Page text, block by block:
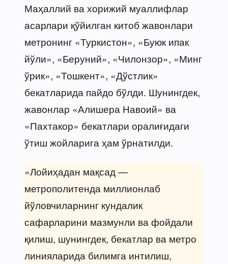
Маҳаллий ва хорижий муаллифлар
асарлари қўйилган китоб жавонлари
метронинг «Туркистон», «Буюк ипак
йўли», «Беруний», «Чилонзор», «Минг
ўрик», «Тошкент», «Дўстлик»
бекатларида пайдо бўлди. Шунингдек,
жавонлар «Алишера Навоий» ва
«Пахтакор» бекатлари оралиғидаги
ўтиш жойларига ҳам ўрнатилди.
«Лойиҳадан мақсад —
метрополитенда миллионлаб
йўловчиларнинг кундалик
сафарларини мазмунли ва фойдали
қилиш, шунингдек, бекатлар ва метро
линияларида билимга интилиш,